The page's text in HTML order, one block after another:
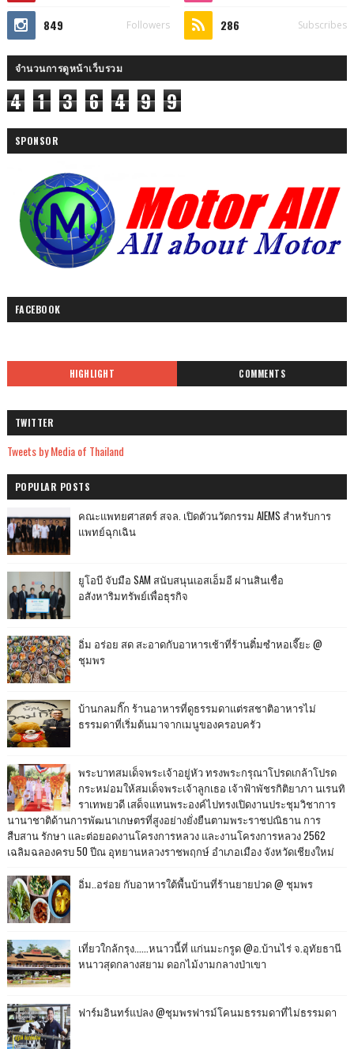
849 Followers 286 Subscribes
จำนวนการดูหน้าเว็บรวม
4 1 3 6 4 9 9
SPONSOR
FACEBOOK
HIGHLIGHT COMMENTS
TWITTER
Tweets by Media of Thailand
POPULAR POSTS
คณะแพทยศาสตร์ สจล. เปิดตัวนวัตกรรม AIEMS สำหรับการ
แพทย์ฉุกเฉิน
ยูโอบี จับมือ SAM สนับสนุนเอสเอ็มอี ผ่านสินเชื่อ
อสังหาริมทรัพย์เพื่อธุรกิจ
อิ่ม อร่อย สด สะอาดกับอาหารเช้าที่ร้านติ๋มซำหอเจี๊ยะ @
ชุมพร
บ้านกลมกิ๊ก ร้านอาหารที่ดูธรรมดาแต่รสชาติอาหารไม่
ธรรมดาที่เริ่มต้นมาจากเมนูของครอบครัว
พระบาทสมเด็จพระเจ้าอยู่หัว ทรงพระกรุณาโปรดเกล้าโปรด
กระหม่อมให้สมเด็จพระเจ้าลูกเธอ เจ้าฟ้าพัชรกิติยาภา นเรนทิ
ราเทพยวดี เสด็จแทนพระองค์ไปทรงเปิดงานประชุมวิชาการ
นานาชาติด้านการพัฒนาเกษตรที่สูงอย่างยั่งยืนตามพระราชปณิธาน การ
สืบสาน รักษา และต่อยอดงานโครงการหลวง และงานโครงการหลวง 2562
เฉลิมฉลองครบ 50 ปีณ อุทยานหลวงราชพฤกษ์ อำเภอเมือง จังหวัดเชียงใหม่
อิ่ม..อร่อย กับอาหารใต้พื้นบ้านที่ร้านยายปวด @ ชุมพร
เที่ยวใกล้กรุง......หนาวนี้ที่ แก่นมะกรูด @อ.บ้านไร่ จ.อุทัยธานี
หนาวสุดกลางสยาม ดอกไม้งามกลางป่าเขา
ฟาร์มอินทร์แปลง @ชุมพรฟารม์โคนมธรรมดาที่ไม่ธรรมดา